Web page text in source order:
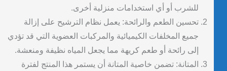
للشرب أو أي استخدامات منزلية أخرى.
تحسين الطعم والرائحة: يعمل نظام الترشيح على إزالة
جميع المخلفات الكيميائية والمركبات العضوية التي قد تؤدي
إلى رائحة أو طعم كريهة مما يجعل المياه نظيفة ومنعشة.
المتانة: تضمن خاصية المتانة أن يستمر هذا المنتج لفترة